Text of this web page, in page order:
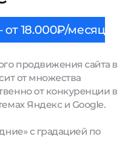
18.000₽/месяц
продвижения сайта в
от множества
от конкуренции в
Яндекс и Google.
с градацией по